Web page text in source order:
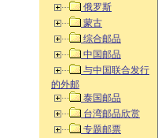
俄罗斯
蒙古
综合邮品
中国邮品
与中国联合发行
的外邮
泰国邮品
台湾邮品欣赏
专题邮票